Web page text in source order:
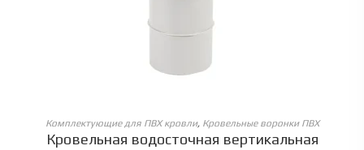
ОБЕРІТЬ ОПЦІЇ
Комплектующие для ПВХ кровли, Кровельные воронки ПВХ
Кровельная водосточная вертикальная